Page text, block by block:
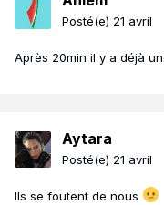
Posté(e) 21 avril
Après 20min il y a déjà
Aytara
Posté(e) 21 avril
Ils se foutent de nous